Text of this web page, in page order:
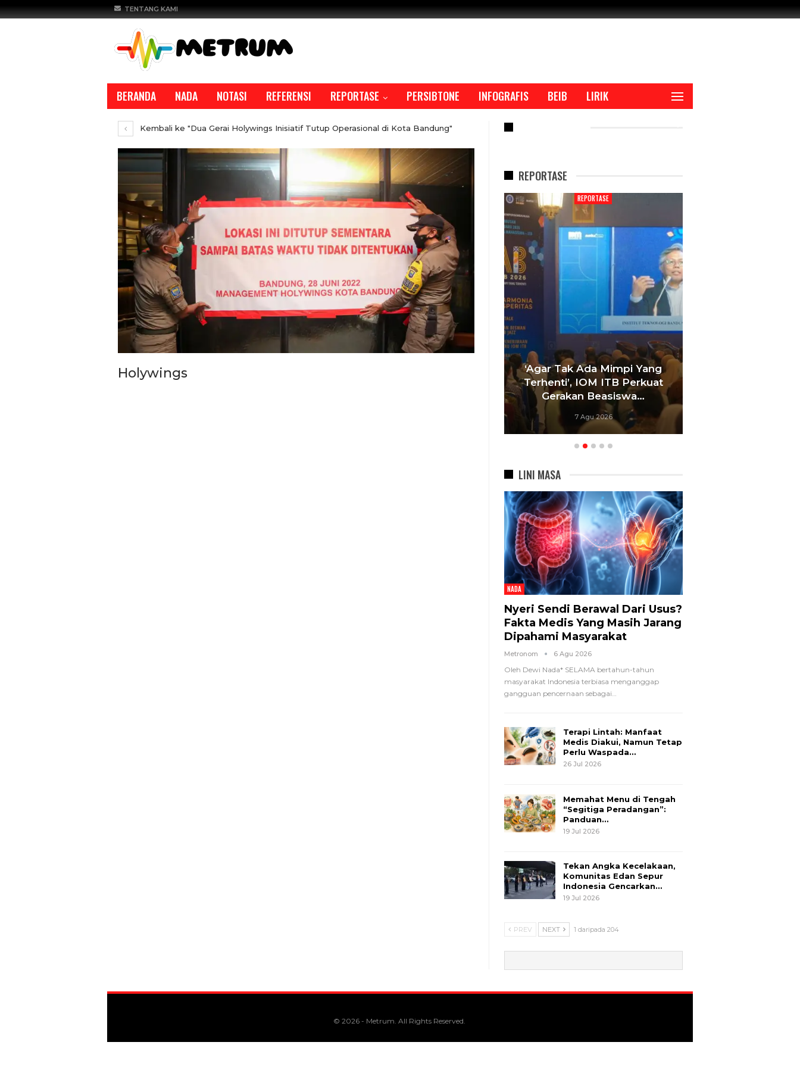
TENTANG KAMI
BERANDA NADA NOTASI REFERENSI REPORTASE PERSIBTONE INFOGRAFIS BEIB LIRIK
Kembali ke "Dua Gerai Holywings Inisiatif Tutup Operasional di Kota Bandung"
Holywings
REPORTASE
REPORTASE
Pemkot Siapkan TPST
Tegalega Untuk Produksi
REPORTASE
Tren Bergeser, Generasi
REPORTASE
‘Agar Tak Ada Mimpi Yang
Terhenti’, IOM ITB Perkuat
Gerakan Beasiswa…
7 Agu 2026
LINI MASA
NADA
Nyeri Sendi Berawal Dari Usus?
Fakta Medis Yang Masih Jarang
Dipahami Masyarakat
Metronom 6 Agu 2026
Oleh Dewi Nada* SELAMA bertahun-tahun
masyarakat Indonesia terbiasa menganggap
gangguan pencernaan sebagai…
Terapi Lintah: Manfaat
Medis Diakui, Namun Tetap
Perlu Waspada…
26 Jul 2026
Memahat Menu di Tengah
“Segitiga Peradangan”:
Panduan…
19 Jul 2026
Tekan Angka Kecelakaan,
Komunitas Edan Sepur
Indonesia Gencarkan…
19 Jul 2026
PREV NEXT 1 daripada 204
© 2026 - Metrum. All Rights Reserved.